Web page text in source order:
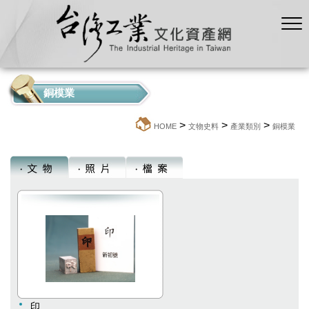
銅模業
HOME > 文物史料 > 產業類別 > 銅模業
印